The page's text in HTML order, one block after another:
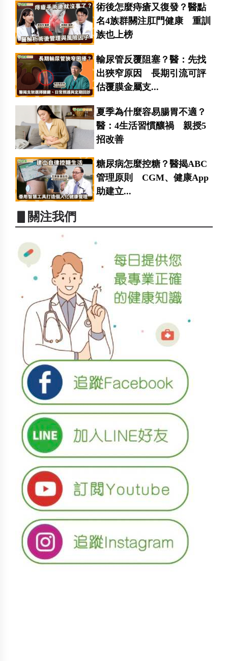
術後怎麼痔瘡又復發？醫點
名4族群關注肛門健康 重訓
族也上榜
輸尿管反覆阻塞？醫：先找
出狹窄原因 長期引流可評
估覆膜金屬支...
夏季為什麼容易腸胃不適？
醫：4生活習慣釀禍 親授5
招改善
糖尿病怎麼控糖？醫揭ABC
管理原則 CGM、健康App
助建立...
▋關注我們